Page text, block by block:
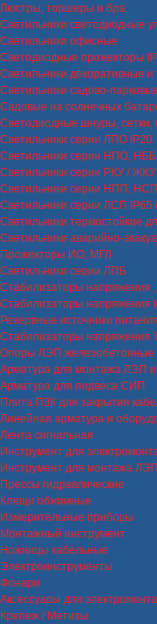
Люстры, торшеры и бра
Светильники светодиодные
Светильники офисные
Светодиодные прожекторы
Светильники декоративные и
Светильники садово-
Садовые на солнечных
Светодиодные шнуры, сетки,
Светильники серии ЛПО IP20
Светильники серии НПО, НББ
Светильники серии РКУ /
Светильники серии НПП,
Светильники серии ЛСП
Светильники термостойкие
Светильники аварийно-
Прожекторы ИО, МГЛ
Светильники серии ЛПБ
Стабилизаторы напряжения
Стабилизаторы напряжения
Резервные источники
Стабилизаторы напряжения
Опоры ЛЭП железобетонные
Арматура для монтажа ЛЭП и
Арматура для подвеса СИП
Плита ПЗК для закрытия
Линейная арматура и
Лента сигнальная
Инструмент для
Инструмент для монтажа ЛЭП
Прессы гидравлические
Клещи обжимные
Измерительные приборы
Монтажный инструмент
Ножницы кабельные
Электроинструменты
Фонари
Аксессуары для
Крепеж / Метизы